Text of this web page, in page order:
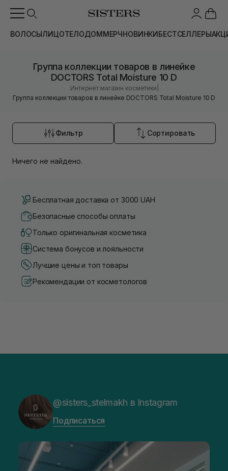
ВОЛОСЫЛИЦОТЕЛОДОММЕРЧНОВИНКИБЕСТСЕЛЛЕРЫ
Группа коллекции товаров в линейке
DOCTORS Total Moisture 10 D
Интернет магазин косметики
Группа коллекции товаров в линейке DOCTORS Total Moisture 10 D
Фильтр Сортировать
Ничего не найдено.
Бесплатная доставка от 3000 UAH
Безопасные способы оплаты
Только оригинальная косметика
Система бонусов и лояльности
Лучшие цены и топ товары
Рекомендации от косметологов
@sisters_stelmakh в Instagram
Подписаться